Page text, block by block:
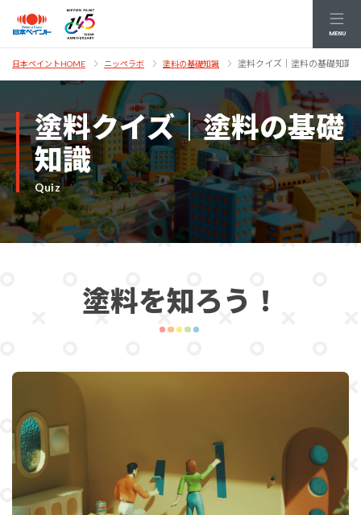
MENU
日本ペイントHOME ニッペラボ 塗料の基礎知識 塗料クイズ｜塗料の基礎知識
塗料クイズ｜塗料の基礎
知識
Quiz
塗料を知ろう！